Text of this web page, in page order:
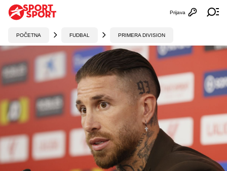
Otvori
Prijava
POČETNA FUDBAL PRIMERA DIVISION